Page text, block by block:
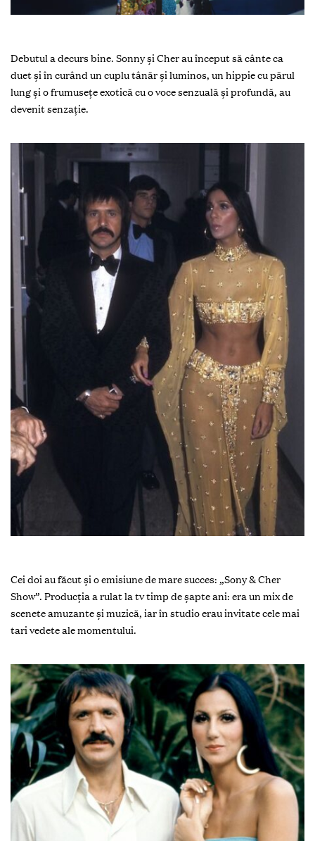
Debutul a decurs bine. Sonny și Cher au început să cânte ca
duet și în curând un cuplu tânăr și luminos, un hippie cu părul
lung și o frumusețe exotică cu o voce senzuală și profundă, au
devenit senzație.
Cei doi au făcut și o emisiune de mare succes: „Sony & Cher
Show”. Producția a rulat la tv timp de șapte ani: era un mix de
scenete amuzante și muzică, iar în studio erau invitate cele mai
tari vedete ale momentului.